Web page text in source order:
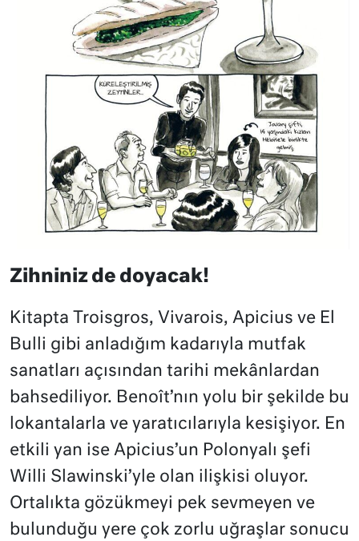
Zihniniz de doyacak!
Kitapta Troisgros, Vivarois, Apicius ve El
Bulli gibi anladığım kadarıyla mutfak
sanatları açısından tarihi mekânlardan
bahsediliyor. Benoît’nın yolu bir şekilde bu
lokantalarla ve yaratıcılarıyla kesişiyor. En
etkili yan ise Apicius’un Polonyalı şefi
Willi Slawinski’yle olan ilişkisi oluyor.
Ortalıkta gözükmeyi pek sevmeyen ve
bulunduğu yere çok zorlu uğraşlar sonucu